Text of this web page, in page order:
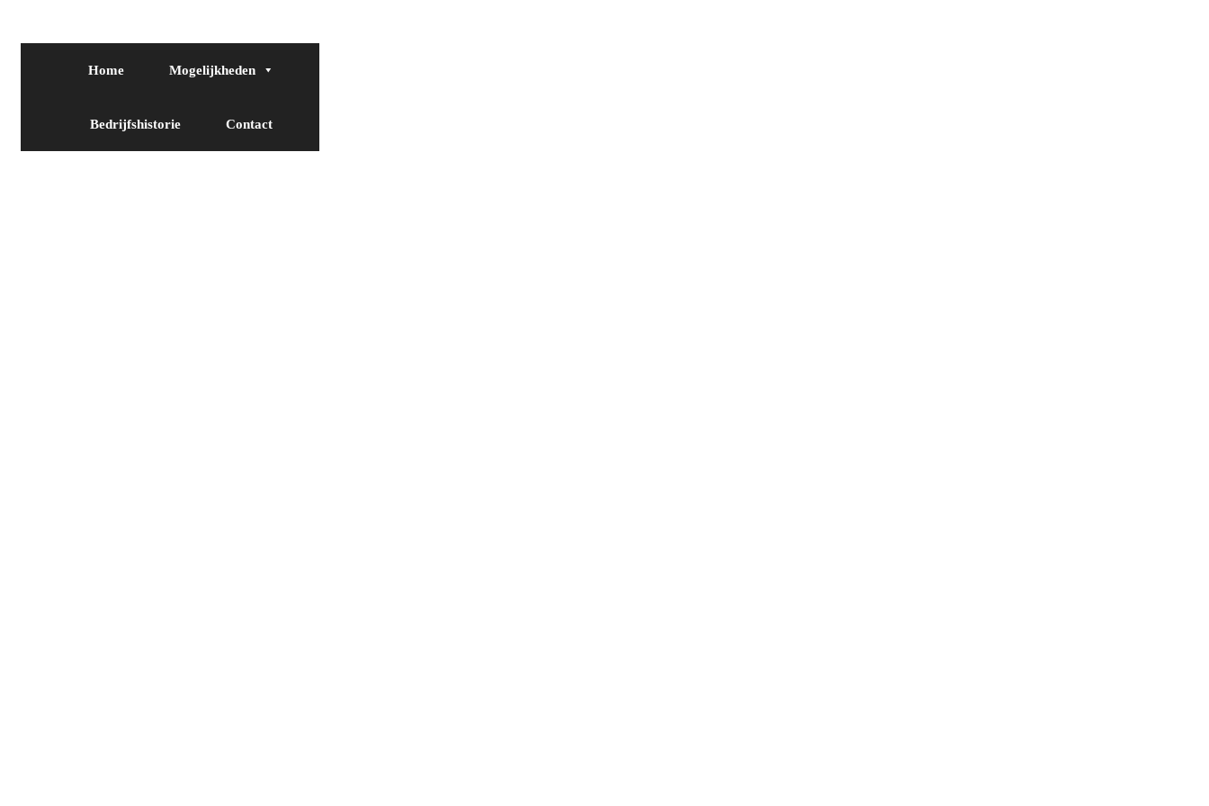
Home Mogelijkheden
Bedrijfshistorie Contact